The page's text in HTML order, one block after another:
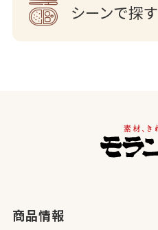
シーンで探す
商品情報